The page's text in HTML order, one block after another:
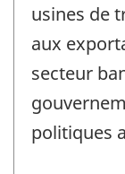
usines de
aux
secteur
politiques